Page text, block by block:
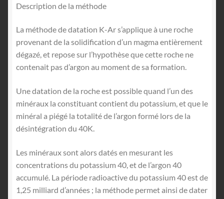
Description de la méthode
La méthode de datation K-Ar s’applique à une roche
provenant de la solidification d’un magma entièrement
dégazé, et repose sur l’hypothèse que cette roche ne
contenait pas d’argon au moment de sa formation.
Une datation de la roche est possible quand l’un des
minéraux la constituant contient du potassium, et que le
minéral a piégé la totalité de l’argon formé lors de la
désintégration du 40K.
Les minéraux sont alors datés en mesurant les
concentrations du potassium 40, et de l’argon 40
accumulé. La période radioactive du potassium 40 est de
1,25 milliard d’années ; la méthode permet ainsi de dater